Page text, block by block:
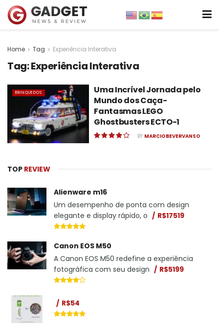
Home Tag Experiência Interativa
Tag:Experiência Interativa
BRINQUEDOS
Uma Incrível Jornada pelo
Mundo dos Caça-
Fantasmas LEGO
Ghostbusters ECTO-1
BY MARCIOBEVERVANSO
TOP REVIEW
Alienware m16
Um desempenho de ponta com design
elegante e display rápido, o
R$17519
Canon EOS M50
A Canon EOS M50 redefine a experiência
fotográfica com seu design
R$5199
R$54